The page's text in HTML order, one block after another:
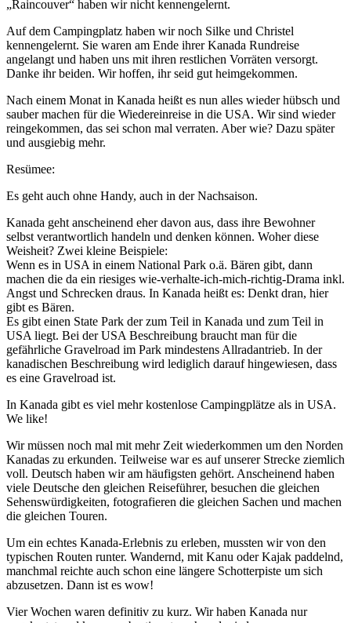
„Raincouver“ haben wir nicht kennengelernt.
Auf dem Campingplatz haben wir noch Silke und Christel
kennengelernt. Sie waren am Ende ihrer Kanada Rundreise
angelangt und haben uns mit ihren restlichen Vorräten versorgt.
Danke ihr beiden. Wir hoffen, ihr seid gut heimgekommen.
Nach einem Monat in Kanada heißt es nun alles wieder hübsch und
sauber machen für die Wiedereinreise in die USA. Wir sind wieder
reingekommen, das sei schon mal verraten. Aber wie? Dazu später
und ausgiebig mehr.
Resümee:
Es geht auch ohne Handy, auch in der Nachsaison.
Kanada geht anscheinend eher davon aus, dass ihre Bewohner
selbst verantwortlich handeln und denken können. Woher diese
Weisheit? Zwei kleine Beispiele:
Wenn es in USA in einem National Park o.ä. Bären gibt, dann
machen die da ein riesiges wie-verhalte-ich-mich-richtig-Drama inkl.
Angst und Schrecken draus. In Kanada heißt es: Denkt dran, hier
gibt es Bären.
Es gibt einen State Park der zum Teil in Kanada und zum Teil in
USA liegt. Bei der USA Beschreibung braucht man für die
gefährliche Gravelroad im Park mindestens Allradantrieb. In der
kanadischen Beschreibung wird lediglich darauf hingewiesen, dass
es eine Gravelroad ist.
In Kanada gibt es viel mehr kostenlose Campingplätze als in USA.
We like!
Wir müssen noch mal mit mehr Zeit wiederkommen um den Norden
Kanadas zu erkunden. Teilweise war es auf unserer Strecke ziemlich
voll. Deutsch haben wir am häufigsten gehört. Anscheinend haben
viele Deutsche den gleichen Reiseführer, besuchen die gleichen
Sehenswürdigkeiten, fotografieren die gleichen Sachen und machen
die gleichen Touren.
Um ein echtes Kanada-Erlebnis zu erleben, mussten wir von den
typischen Routen runter. Wandernd, mit Kanu oder Kajak paddelnd,
manchmal reichte auch schon eine längere Schotterpiste um sich
abzusetzen. Dann ist es wow!
Vier Wochen waren definitiv zu kurz. Wir haben Kanada nur